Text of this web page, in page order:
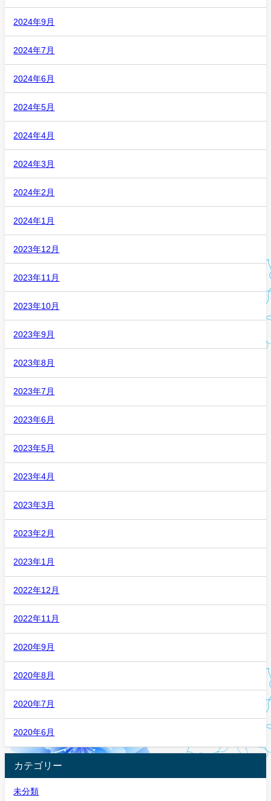
2024年9月
2024年7月
2024年6月
2024年5月
2024年4月
2024年3月
2024年2月
2024年1月
2023年12月
2023年11月
2023年10月
2023年9月
2023年8月
2023年7月
2023年6月
2023年5月
2023年4月
2023年3月
2023年2月
2023年1月
2022年12月
2022年11月
2020年9月
2020年8月
2020年7月
2020年6月
カテゴリー
未分類